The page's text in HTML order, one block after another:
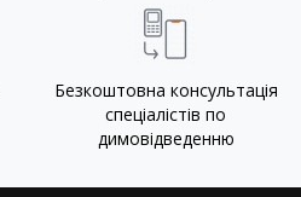
Безкоштовна консультація
спеціалістів по
димовідведенню